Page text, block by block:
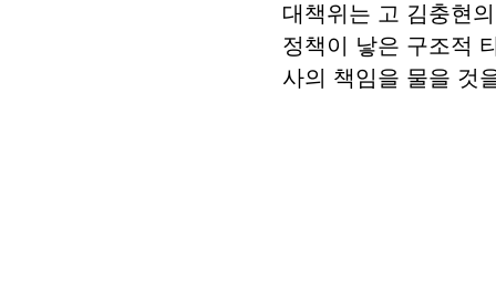
대책위는 고 김충현
정책이 낳은 구조적
사의 책임을 물을 것